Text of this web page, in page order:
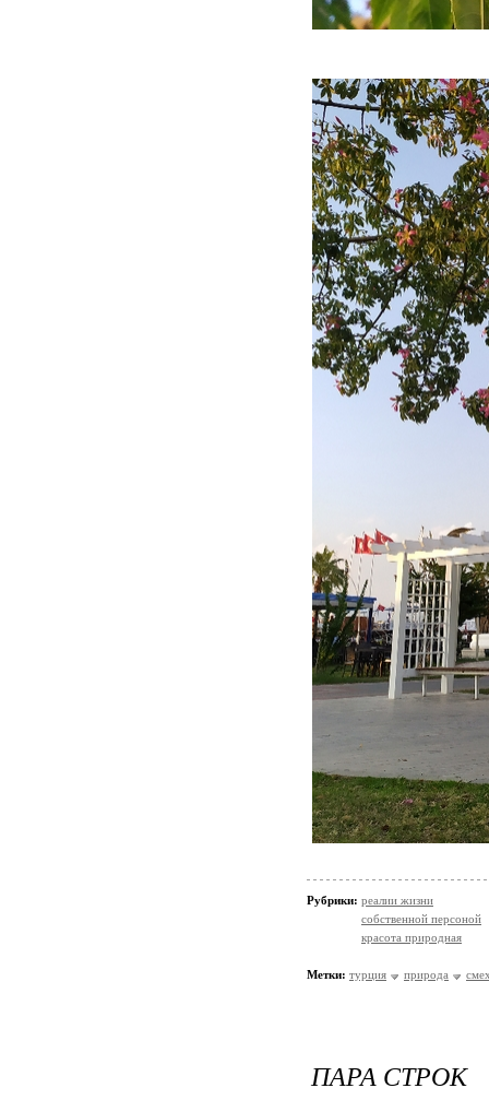
Рубрики: реалии жизни
собственной персоной
красота природная
Метки: турция природа
ПАРА СТРОК